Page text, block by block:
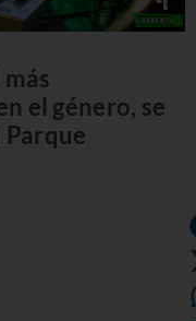
el género, se
Parque